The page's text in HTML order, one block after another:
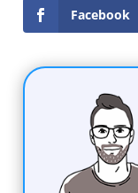
Facebook